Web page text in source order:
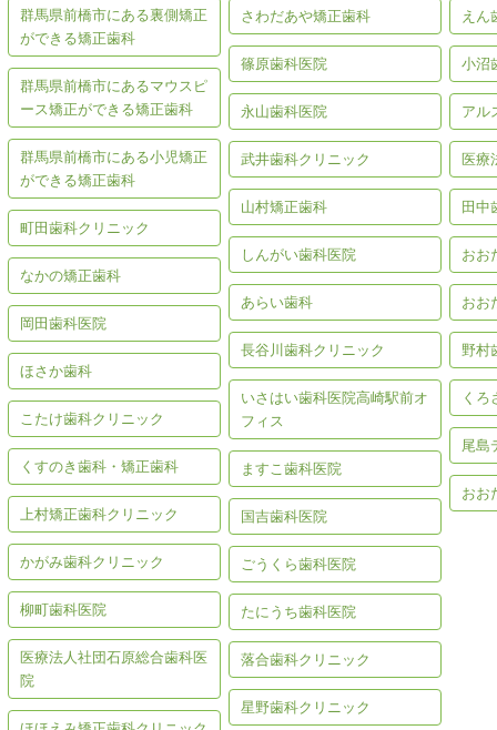
群馬県前橋市にある裏側矯正
ができる矯正歯科
群馬県前橋市にあるマウスピ
ース矯正ができる矯正歯科
群馬県前橋市にある小児矯正
ができる矯正歯科
町田歯科クリニック
なかの矯正歯科
岡田歯科医院
ほさか歯科
こたけ歯科クリニック
くすのき歯科・矯正歯科
上村矯正歯科クリニック
かがみ歯科クリニック
柳町歯科医院
医療法人社団石原総合歯科医
院
さわだあや矯正歯科
篠原歯科医院
永山歯科医院
武井歯科クリニック
山村矯正歯科
しんがい歯科医院
あらい歯科
長谷川歯科クリニック
いさはい歯科医院高崎駅前オ
フィス
ますこ歯科医院
国吉歯科医院
ごうくら歯科医院
たにうち歯科医院
落合歯科クリニック
星野歯科クリニック
えん
小沼
アル
医療
田中
おお
おお
野村
くろ
尾島
おお